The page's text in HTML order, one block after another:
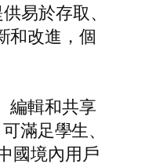
易於存取、
和改進，個
編輯和共享
滿足學生、
國境內用戶